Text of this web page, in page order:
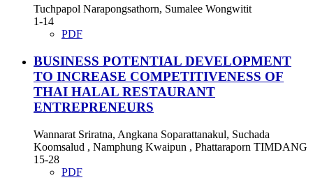
Tuchpapol Narapongsathorn, Sumalee Wongwitit
1-14
PDF
BUSINESS POTENTIAL DEVELOPMENT
TO INCREASE COMPETITIVENESS OF
THAI HALAL RESTAURANT
ENTREPRENEURS
Wannarat Sriratna, Angkana Soparattanakul, Suchada
Koomsalud , Namphung Kwaipun , Phattaraporn TIMDANG
15-28
PDF